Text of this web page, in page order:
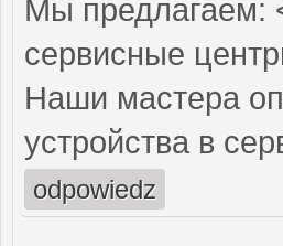
Мы предлагаем:
сервисные
Наши мастера
устройства в
odpowiedz